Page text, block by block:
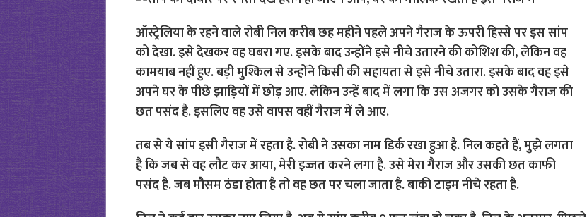
ऑस्ट्रेलिया के रहने वाले रोबी निल करीब छह महीने पहले अपने गैराज के ऊपरी हिस्से पर इस सांप
को देखा. इसे देखकर वह घबरा गए. इसके बाद उन्होंने इसे नीचे उतारने की कोशिश की, लेकिन वह
कामयाब नहीं हुए. बड़ी मुश्किल से उन्होंने किसी की सहायता से इसे नीचे उतारा. इसके बाद वह इसे
अपने घर के पीछे झाड़ियों में छोड़ आए. लेकिन उन्हें बाद में लगा कि उस अजगर को उसके गैराज की
छत पसंद है. इसलिए वह उसे वापस वहीं गैराज में ले आए.
तब से ये सांप इसी गैराज में रहता है. रोबी ने उसका नाम डिर्क रखा हुआ है. निल कहते हैं, मुझे लगता
है कि जब से वह लौट कर आया, मेरी इज्जत करने लगा है. उसे मेरा गैराज और उसकी छत काफी
पसंद है. जब मौसम ठंडा होता है तो वह छत पर चला जाता है. बाकी टाइम नीचे रहता है.